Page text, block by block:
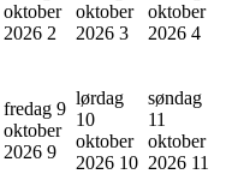
oktober
2026 2
oktober
2026 3
oktober
2026 4
fredag 9
oktober
2026 9
lørdag
10
oktober
2026 10
søndag
11
oktober
2026 11